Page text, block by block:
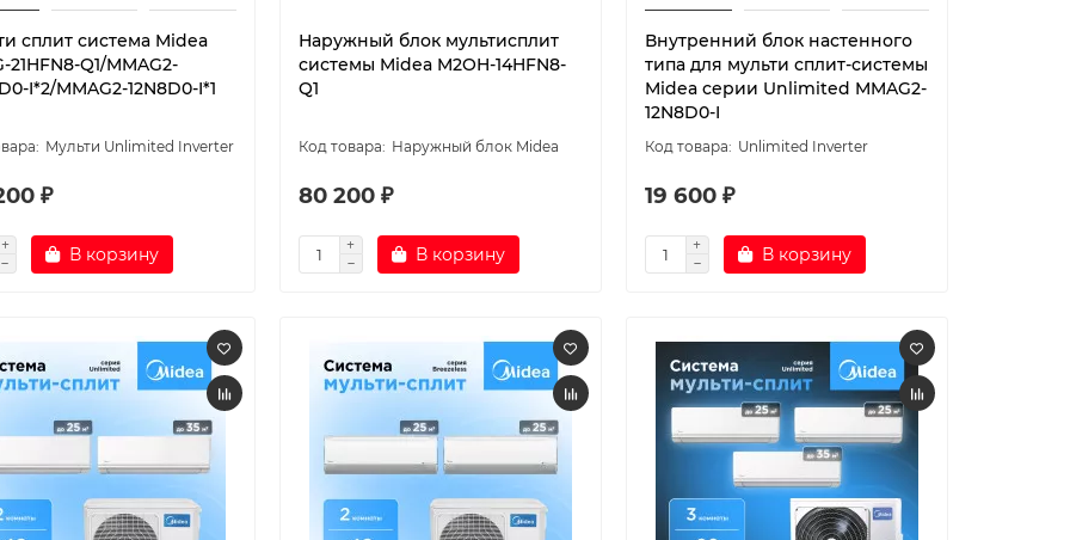
сплит система Midea
21HFN8-Q1/MMAG2-
I*2/MMAG2-12N8D0-I*1
Мульти Unlimited Inverter
₽
В корзину
Наружный блок мультисплит
системы Midea M2OH-14HFN8-
Q1
Наружный блок Midea
80 200 ₽
В корзину
Внутренний блок настенного
типа для мульти сплит-системы
Midea серии Unlimited MMAG2-
12N8D0-I
Unlimited Inverter
19 600 ₽
В корзину